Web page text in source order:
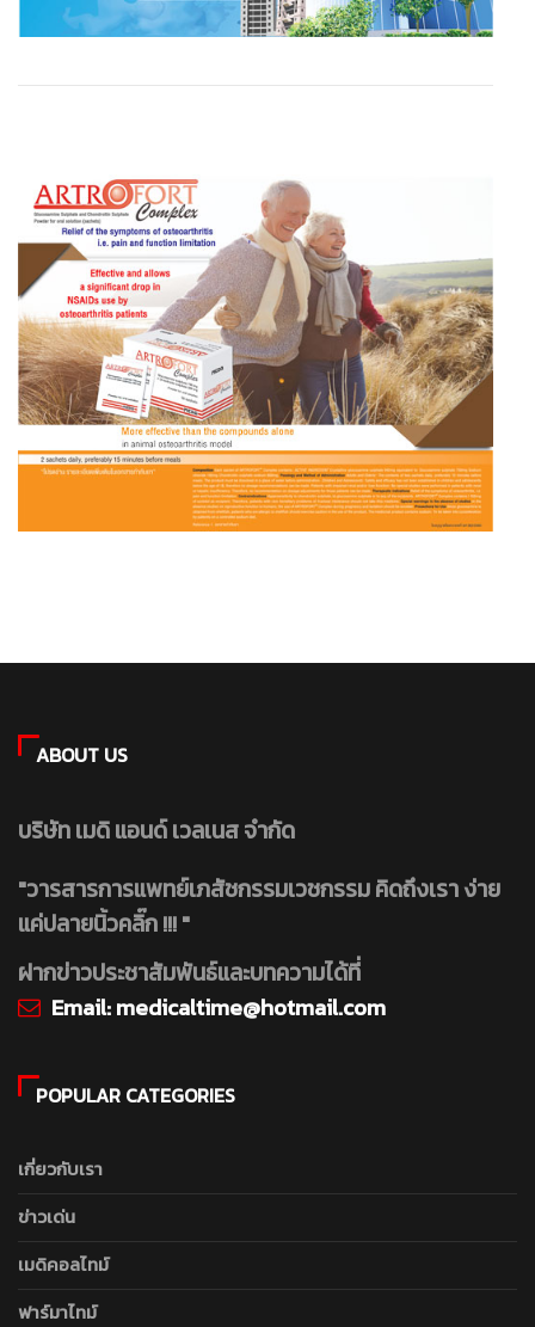
ABOUT US
บริษัท เมดิ แอนด์ เวลเนส จำกัด
"วารสารการแพทย์เภสัชกรรมเวชกรรม คิดถึงเรา ง่าย
แค่ปลายนิ้วคลิ๊ก !!! "
ฝากข่าวประชาสัมพันธ์และบทความได้ที่
Email:medicaltime@hotmail.com
POPULAR CATEGORIES
เกี่ยวกับเรา
ข่าวเด่น
เมดิคอลไทม์
ฟาร์มาไทม์